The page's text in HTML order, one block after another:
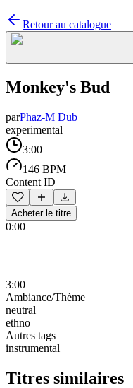
Retour au catalogue
Monkey's Bud
parPhaz-M Dub
experimental
3:00
146 BPM
Content ID
Acheter le titre
0:00
3:00
Ambiance/Thème
neutral
ethno
Autres tags
instrumental
Titres similaires